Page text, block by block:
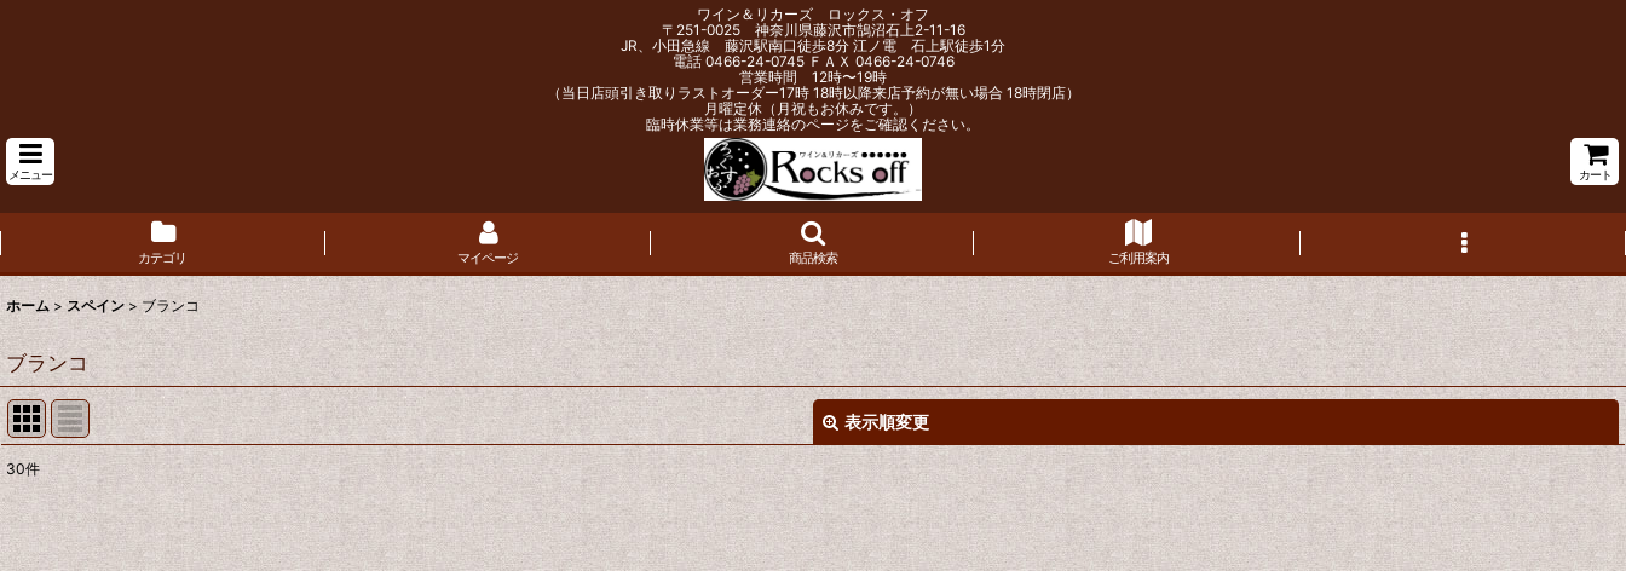
ワイン＆リカーズ ロックス・オフ
〒251-0025 神奈川県藤沢市鵠沼石上2-11-16
JR、小田急線 藤沢駅南口徒歩8分 江ノ電 石上駅徒歩1分
電話 0466-24-0745 ＦＡＸ 0466-24-0746
営業時間 12時〜19時
（当日店頭引き取りラストオーダー17時 18時以降来店予約が無い場合 18時閉店）
月曜定休（月祝もお休みです。）
臨時休業等は業務連絡のページをご確認ください。
メニュー カート
カテゴリ マイページ 商品検索 ご利用案内
ホーム > スペイン > ブランコ
ブランコ
表示順変更
表示数 :
並び順
30件